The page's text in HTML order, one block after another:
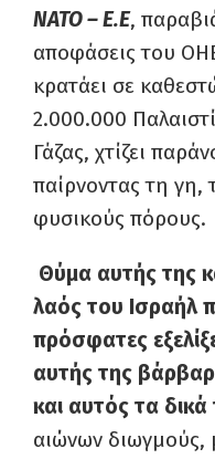
ΝΑΤΟ – Ε.Ε,
αποφάσεις του
κρατάει σε
2.000.000
Γάζας, χτίζει
παίρνοντας τη γη,
φυσικούς πόρους.
Θύμα αυτής της
λαός του Ισραήλ
πρόσφατες
αυτής της
και αυτός τα
αιώνων